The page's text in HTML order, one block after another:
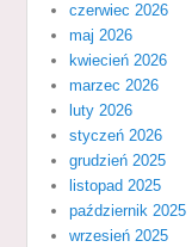
czerwiec 2026
maj 2026
kwiecień 2026
marzec 2026
luty 2026
styczeń 2026
grudzień 2025
listopad 2025
październik 2025
wrzesień 2025